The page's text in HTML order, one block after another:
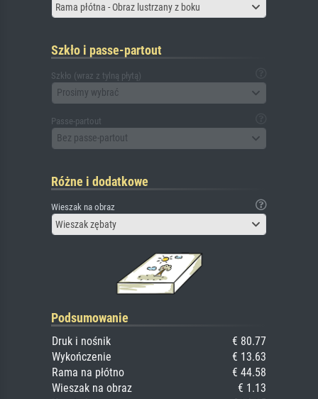
Rama płótna - Obraz lustrzany z boku
Szkło i passe-partout
Szkło (wraz z tylną płytą)
Prosimy wybrać
Passe-partout
Bez passe-partout
Różne i dodatkowe
Wieszak na obraz
Wieszak zębaty
Podsumowanie
Druk i nośnik
€ 80.77
Wykończenie
€ 13.63
Rama na płótno
€ 44.58
Wieszak na obraz
€ 1.13